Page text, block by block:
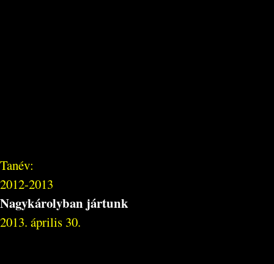
Tanév:
2012-2013
Nagykárolyban jártunk
2013. április 30.